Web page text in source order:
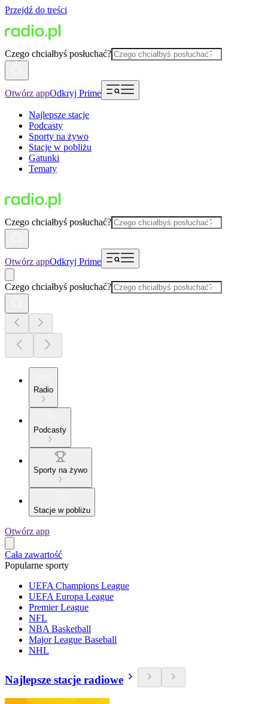
Przejdź do treści
Czego chciałbyś posłuchać?
Otwórz appOdkryj Prime
Najlepsze stacje
Podcasty
Sporty na żywo
Stacje w pobliżu
Gatunki
Tematy
Czego chciałbyś posłuchać?
Otwórz appOdkryj Prime
Czego chciałbyś posłuchać?
Radio
Podcasty
Sporty na żywo
Stacje w pobliżu
Otwórz app
Cała zawartość
Popularne sporty
UEFA Champions League
UEFA Europa League
Premier League
NFL
NBA Basketball
Major League Baseball
NHL
Najlepsze stacje radiowe